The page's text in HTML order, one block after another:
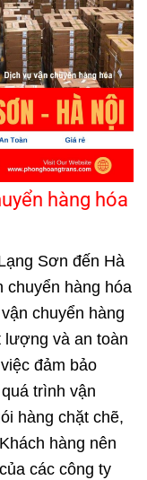
hàng hóa
Sơn đến Hà
chuyển hàng hóa
chuyển hàng
lượng và an toàn
đảm bảo
trình vận
hàng chặt chẽ,
hàng nên
các công ty